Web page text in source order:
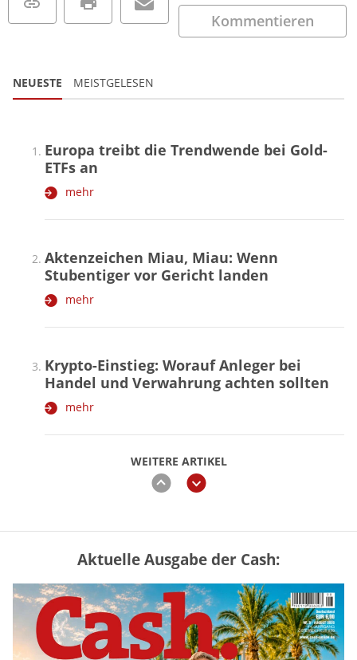
Kommentieren
NEUESTE MEISTGELESEN
WEITERE ARTIKEL
zurückweiter
Europa treibt die Trendwende bei Gold-
ETFs an
mehr
Aktenzeichen Miau, Miau: Wenn
Stubentiger vor Gericht landen
mehr
Krypto-Einstieg: Worauf Anleger bei
Handel und Verwahrung achten sollten
mehr
Vermieter-Zutritt: Wann Mieter
die Wohnung öffnen müssen
mehr
Aktuelle Ausgabe der Cash: